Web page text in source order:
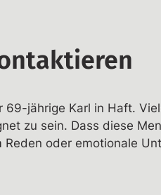
jährige Karl in Haft.
zu sein. Dass diese
Reden oder emotionale